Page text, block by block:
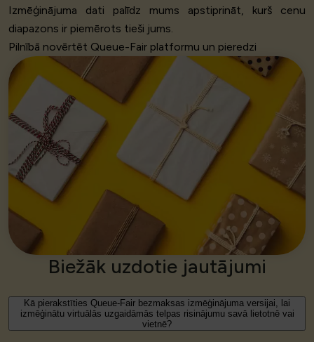
Izmēģinājuma dati palīdz mums apstiprināt, kurš cenu
diapazons ir piemērots tieši jums.
Pilnībā novērtēt Queue-Fair platformu un pieredzi
Biežāk uzdotie jautājumi
Kā pierakstīties Queue-Fair bezmaksas izmēģinājuma versijai, lai
izmēģinātu virtuālās uzgaidāmās telpas risinājumu savā lietotnē vai
vietnē?